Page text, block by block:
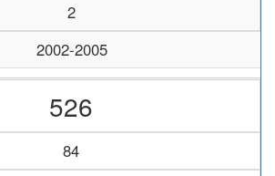
2
2002-2005
526
84